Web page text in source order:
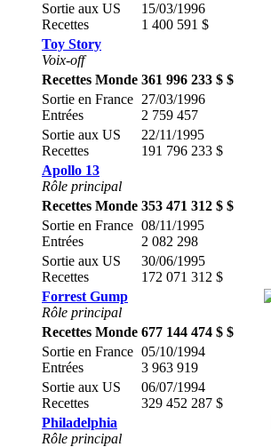
Sortie aux US
Recettes
15/03/1996
1 400 591 $
Toy Story
Voix-off
Recettes Monde 361 996 233 $ $
Sortie en France
Entrées
27/03/1996
2 759 457
Sortie aux US
Recettes
22/11/1995
191 796 233 $
Apollo 13
Rôle principal
Recettes Monde 353 471 312 $ $
Sortie en France
Entrées
08/11/1995
2 082 298
Sortie aux US
Recettes
30/06/1995
172 071 312 $
Forrest Gump
Rôle principal
Recettes Monde 677 144 474 $ $
Sortie en France
Entrées
05/10/1994
3 963 919
Sortie aux US
Recettes
06/07/1994
329 452 287 $
Philadelphia
Rôle principal